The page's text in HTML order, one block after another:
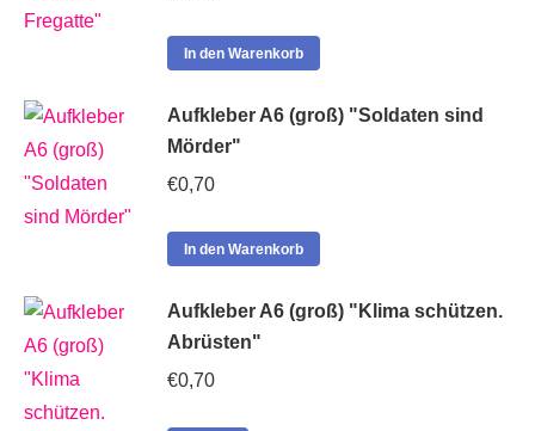
In den Warenkorb
Aufkleber A6 (groß) "Soldaten sind
Mörder"
€0,70
In den Warenkorb
Aufkleber A6 (groß) "Klima schützen.
Abrüsten"
€0,70